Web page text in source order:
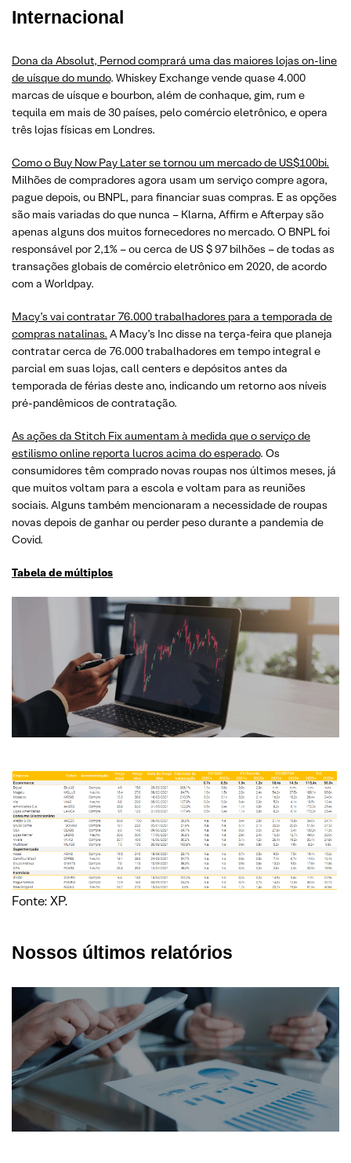
Internacional
Dona da Absolut, Pernod comprará uma das maiores lojas on-line
de uísque do mundo. Whiskey Exchange vende quase 4.000
marcas de uísque e bourbon, além de conhaque, gim, rum e
tequila em mais de 30 países, pelo comércio eletrônico, e opera
três lojas físicas em Londres.
Como o Buy Now Pay Later se tornou um mercado de US$100bi.
Milhões de compradores agora usam um serviço compre agora,
pague depois, ou BNPL, para financiar suas compras. E as opções
são mais variadas do que nunca – Klarna, Affirm e Afterpay são
apenas alguns dos muitos fornecedores no mercado. O BNPL foi
responsável por 2,1% – ou cerca de US $ 97 bilhões – de todas as
transações globais de comércio eletrônico em 2020, de acordo
com a Worldpay.
Macy’s vai contratar 76.000 trabalhadores para a temporada de
compras natalinas. A Macy’s Inc disse na terça-feira que planeja
contratar cerca de 76.000 trabalhadores em tempo integral e
parcial em suas lojas, call centers e depósitos antes da
temporada de férias deste ano, indicando um retorno aos níveis
pré-pandêmicos de contratação.
As ações da Stitch Fix aumentam à medida que o serviço de
estilismo online reporta lucros acima do esperado. Os
consumidores têm comprado novas roupas nos últimos meses, já
que muitos voltam para a escola e voltam para as reuniões
sociais. Alguns também mencionaram a necessidade de roupas
novas depois de ganhar ou perder peso durante a pandemia de
Covid.
Tabela de múltiplos
Fonte: XP.
Nossos últimos relatórios